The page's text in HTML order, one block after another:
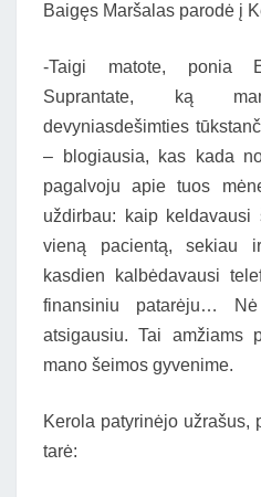
Baigęs Maršalas parodė į
-Taigi matote, ponia
Suprantate, ką
devyniasdešimties
– blogiausia, kas kada
pagalvoju apie tuos
uždirbau: kaip
vieną pacientą, sekiau
kasdien kalbėdavausi
finansiniu patarėju…
atsigausiu. Tai amžiams
mano šeimos gyvenime.
Kerola patyrinėjo užrašus,
tarė: